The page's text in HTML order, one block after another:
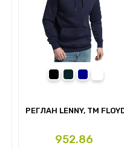
РЕГЛАН LENNY, TM
Ціна
952.86